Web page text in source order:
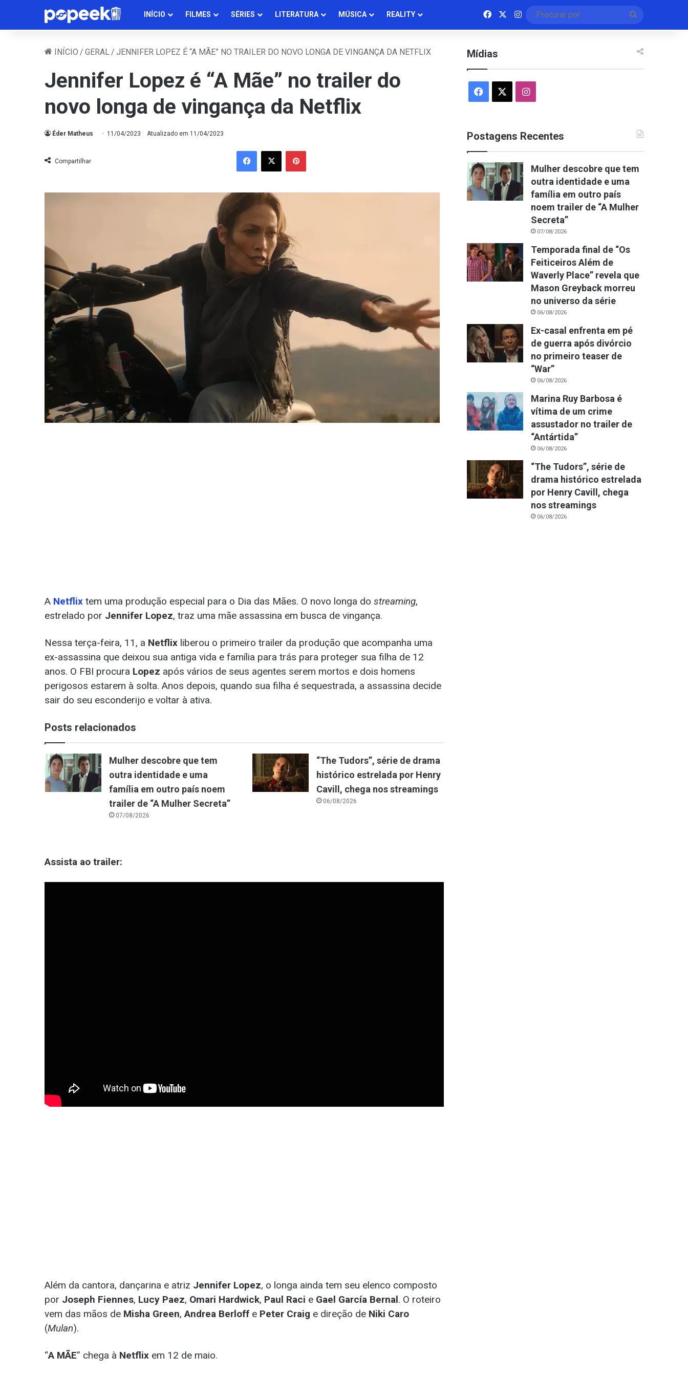
INÍCIO FILMES SÉRIES LITERATURA MÚSICA REALITY FacebookInstagram
por
INÍCIO / GERAL/ JENNIFER LOPEZ É “A MÃE” NO TRAILER DO NOVO LONGA DE VINGANÇA DA NETFLIX
Jennifer Lopez é “A Mãe” no trailer do
novo longa de vingança da Netflix
Éder Matheus 11/04/2023 Atualizado em 11/04/2023
Compartilhar
Facebook
X Pinterest
A Netflix tem uma produção especial para o Dia das Mães. O novo longa do streaming,
estrelado por Jennifer Lopez, traz uma mãe assassina em busca de vingança.
Nessa terça-feira, 11, a Netflix liberou o primeiro trailer da produção que acompanha uma
ex-assassina que deixou sua antiga vida e família para trás para proteger sua filha de 12
anos. O FBI procura Lopez após vários de seus agentes serem mortos e dois homens
perigosos estarem à solta. Anos depois, quando sua filha é sequestrada, a assassina decide
sair do seu esconderijo e voltar à ativa.
Posts relacionados
Mulher descobre que tem
outra identidade e uma
família em outro país noem
trailer de “A Mulher Secreta”
07/08/2026
“The Tudors”, série de drama
histórico estrelada por Henry
Cavill, chega nos streamings
06/08/2026
Assista ao trailer:
Além da cantora, dançarina e atriz Jennifer Lopez, o longa ainda tem seu elenco composto
por Joseph Fiennes, Lucy Paez, Omari Hardwick, Paul Raci e Gael García Bernal. O roteiro
vem das mãos de Misha Green,Andrea Berloff e Peter Craig e direção de Niki Caro
(Mulan).
“A MÃE” chega à Netflix em 12 de maio.
Mídias
Facebook Instagram
Postagens Recentes
Mulher descobre que tem
outra identidade e uma
família em outro país
noem trailer de “A Mulher
Secreta”
07/08/2026
Temporada final de “Os
Feiticeiros Além de
Waverly Place” revela que
Mason Greyback morreu
no universo da série
06/08/2026
Ex-casal enfrenta em pé
de guerra após divórcio
no primeiro teaser de
“War”
06/08/2026
Marina Ruy Barbosa é
vítima de um crime
assustador no trailer de
“Antártida”
06/08/2026
“The Tudors”, série de
drama histórico estrelada
por Henry Cavill, chega
nos streamings
06/08/2026